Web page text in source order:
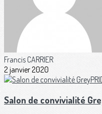
Francis CARRIER
2 janvier 2020
Salon de convivialité